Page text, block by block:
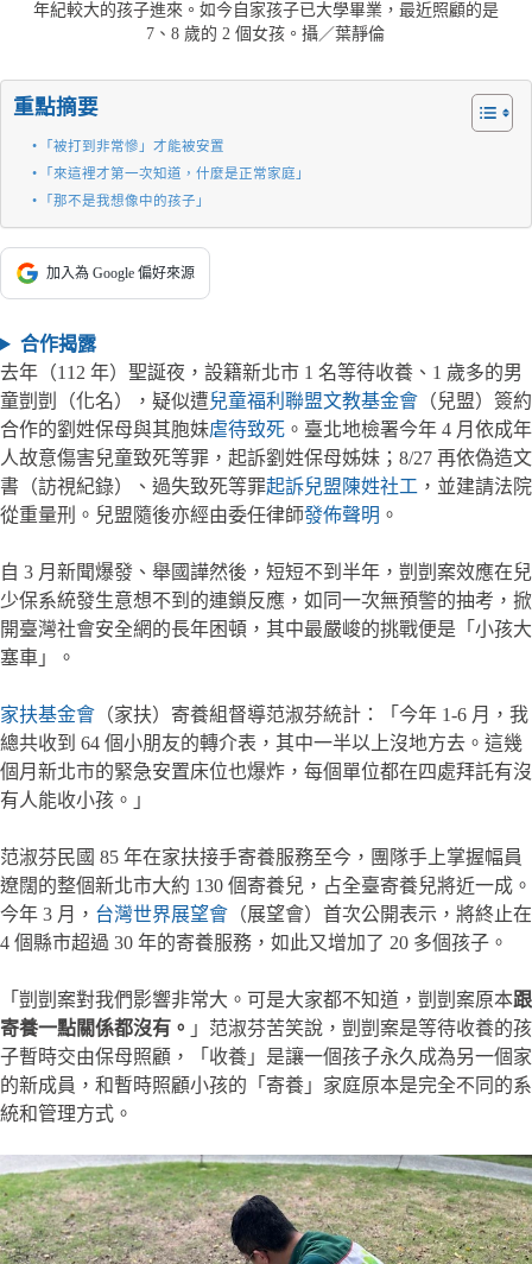
年紀較大的孩子進來。如今自家孩子已大學畢業，最近照顧的是
7、8 歲的 2 個女孩。攝／葉靜倫
重點摘要
「被打到非常慘」才能被安置
「來這裡才第一次知道，什麼是正常家庭」
「那不是我想像中的孩子」
加入為 Google 偏好來源
合作揭露
去年（112 年）聖誕夜，設籍新北市 1 名等待收養、1 歲多的男
童剴剴（化名），疑似遭兒童福利聯盟文教基金會 （兒盟）簽約
合作的劉姓保母與其胞妹虐待致死 。臺北地檢署今年 4 月依成年
人故意傷害兒童致死等罪，起訴劉姓保母姊妹；8/27 再依偽造文
書（訪視紀錄）、過失致死等罪起訴兒盟陳姓社工 ，並建請法院
從重量刑。兒盟隨後亦經由委任律師發佈聲明 。
自 3 月新聞爆發、舉國譁然後，短短不到半年，剴剴案效應在兒
少保系統發生意想不到的連鎖反應，如同一次無預警的抽考，掀
開臺灣社會安全網的長年困頓，其中最嚴峻的挑戰便是「小孩大
塞車」。
家扶基金會 （家扶）寄養組督導范淑芬統計：「今年 1-6 月，我
總共收到 64 個小朋友的轉介表，其中一半以上沒地方去。這幾
個月新北市的緊急安置床位也爆炸，每個單位都在四處拜託有沒
有人能收小孩。」
范淑芬民國 85 年在家扶接手寄養服務至今，團隊手上掌握幅員
遼闊的整個新北市大約 130 個寄養兒，占全臺寄養兒將近一成。
今年 3 月， 台灣世界展望會 （展望會）首次公開表示，將終止在
4 個縣市超過 30 年的寄養服務，如此又增加了 20 多個孩子。
「剴剴案對我們影響非常大。可是大家都不知道，剴剴案原本跟
寄養一點關係都沒有。 」范淑芬苦笑說，剴剴案是等待收養的孩
子暫時交由保母照顧，「收養」是讓一個孩子永久成為另一個家
的新成員，和暫時照顧小孩的「寄養」家庭原本是完全不同的系
統和管理方式。